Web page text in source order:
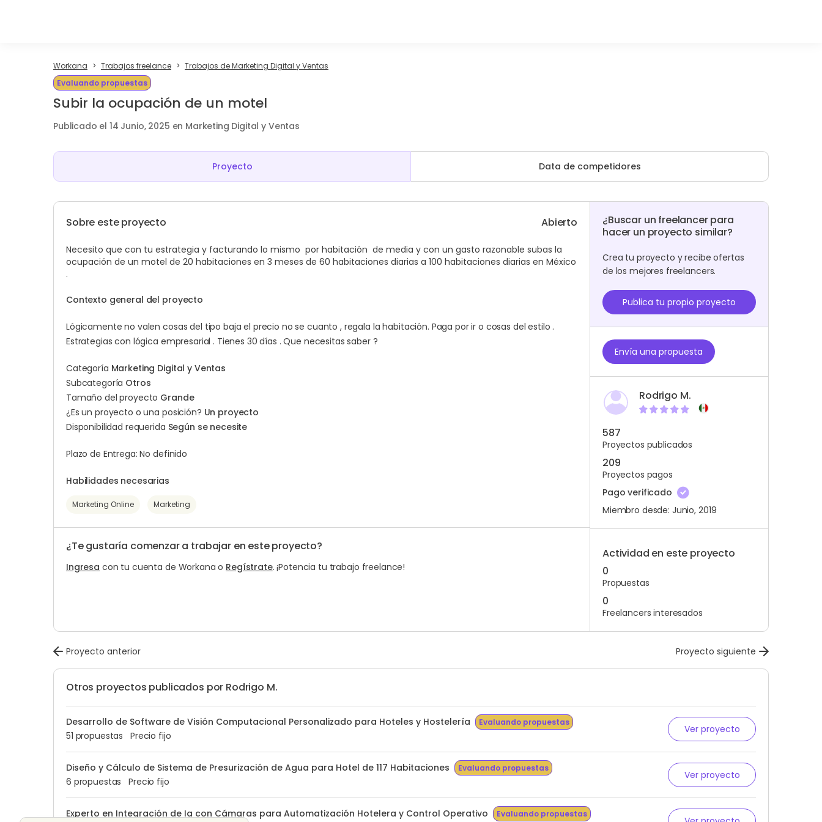
Workana Trabajos freelance
Trabajos de Marketing Digital y Ventas
Evaluando propuestas
Subir la ocupación de un motel
Publicado el 14 Junio, 2025 en Marketing Digital y Ventas
Proyecto Data de competidores
Sobre este proyecto Abierto
Necesito que con tu estrategia y facturando lo mismo por habitación de media y con un gasto razonable subas la
ocupación de un motel de 20 habitaciones en 3 meses de 60 habitaciones diarias a 100 habitaciones diarias en México
.
Contexto general del proyecto
Lógicamente no valen cosas del tipo baja el precio no se cuanto , regala la habitación. Paga por ir o cosas del estilo .
Estrategias con lógica empresarial . Tienes 30 días . Que necesitas saber ?
Categoría Marketing Digital y Ventas
Subcategoría Otros
Tamaño del proyecto Grande
¿Es un proyecto o una posición? Un proyecto
Disponibilidad requerida Según se necesite
Plazo de Entrega: No definido
Habilidades necesarias
Marketing Online Marketing
¿Te gustaría comenzar a trabajar en este proyecto?
Ingresa con tu cuenta de Workana o Regístrate. ¡Potencia tu trabajo freelance!
¿Buscar un freelancer para
hacer un proyecto similar?
Crea tu proyecto y recibe ofertas
de los mejores freelancers.
Publica tu propio proyecto
Envía una propuesta
Rodrigo M.
587
Proyectos publicados
209
Proyectos pagos
Pago verificado
Miembro desde: Junio, 2019
Actividad en este proyecto
0
Propuestas
0
Freelancers interesados
Proyecto anterior Proyecto siguiente
Otros proyectos publicados por Rodrigo M.
Desarrollo de Software de Visión Computacional Personalizado para Hoteles y Hostelería Evaluando propuestas
51 propuestas Precio fijo
Ver proyecto
Diseño y Cálculo de Sistema de Presurización de Agua para Hotel de 117 Habitaciones Evaluando propuestas
6 propuestas Precio fijo
Ver proyecto
Experto en Integración de Ia con Cámaras para Automatización Hotelera y Control Operativo Evaluando propuestas